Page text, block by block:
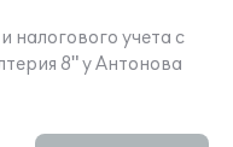
налогового учета с
8" у Антонова